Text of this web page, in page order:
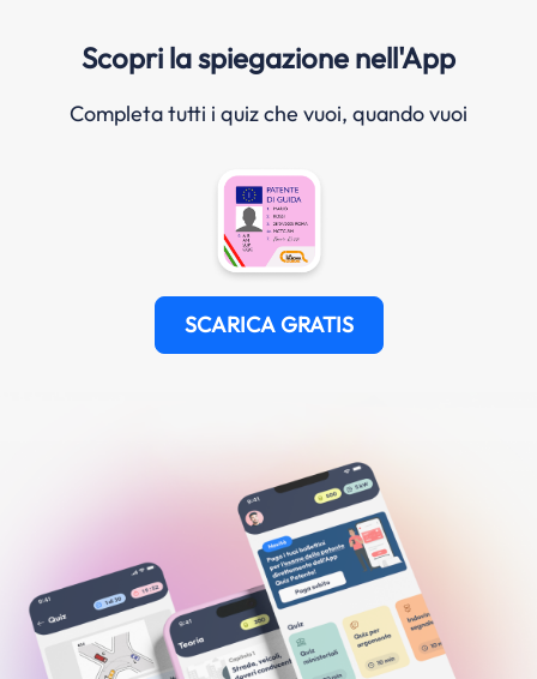
Scopri la spiegazione nell'App
Completa tutti i quiz che vuoi, quando vuoi
SCARICA GRATIS